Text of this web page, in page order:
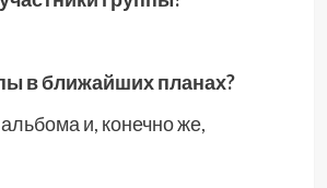
в ближайших планах?
и, конечно же,